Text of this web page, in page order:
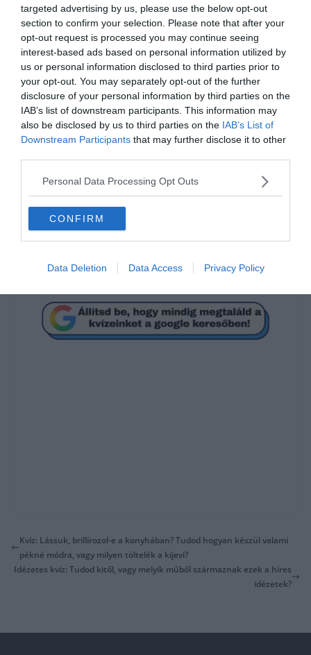
targeted advertising by us, please use the below opt-out
section to confirm your selection. Please note that after your
opt-out request is processed you may continue seeing
interest-based ads based on personal information utilized by
us or personal information disclosed to third parties prior to
your opt-out. You may separately opt-out of the further
disclosure of your personal information by third parties on the
IAB’s list of downstream participants. This information may
also be disclosed by us to third parties on the IAB’s List of
Downstream Participants that may further disclose it to other
Personal Data Processing Opt Outs
CONFIRM
Data Deletion Data Access Privacy Policy
Melyik film címét rejtik az
emojik?
Az aszfalt királyai
Need for Speed
Hajsza a győzelemért
Kvíz: Lássuk, brillírozol-e a konyhában? Tudod hogyan készül valami
pékné módra, vagy milyen töltelék a kijevi?
Idézetes kvíz: Tudod kitől, vagy melyik műből származnak ezek a híres
idézetek?